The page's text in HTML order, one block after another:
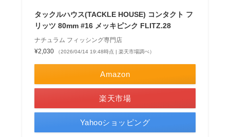
タックルハウス(TACKLE HOUSE) コンタクト フ
リッツ 80mm #16 メッキピンク FLITZ.28
ナチュラム フィッシング専門店
¥2,030
（2026/04/14 19:48時点 | 楽天市場調べ）
Amazon
楽天市場
Yahooショッピング